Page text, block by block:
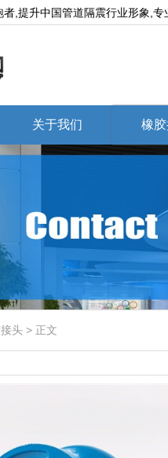
,提升中国管道隔震行业形象,
关于我们 橡
头 > 正文